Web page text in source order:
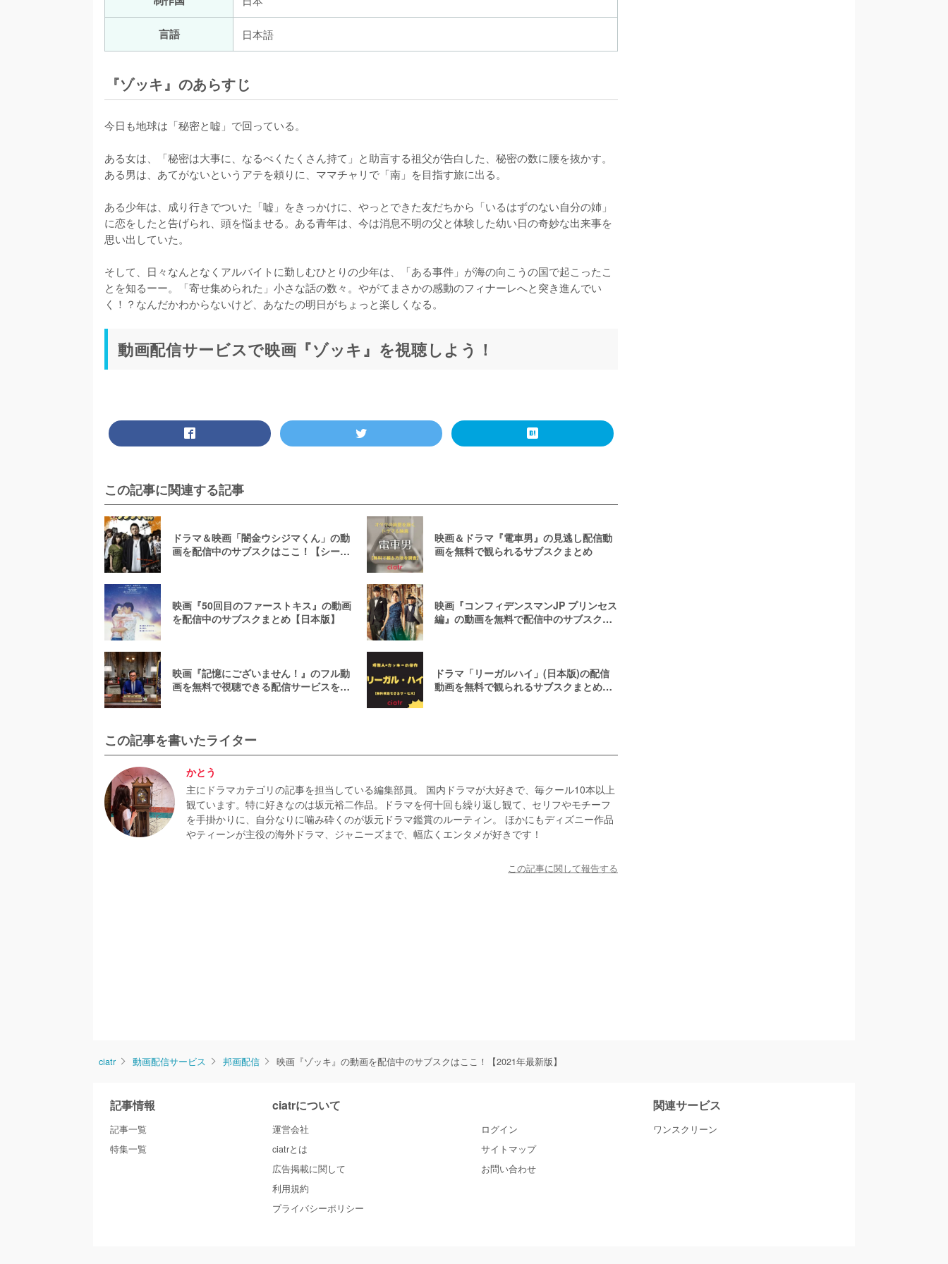
言語 日本語
『ゾッキ』のあらすじ
今日も地球は「秘密と嘘」で回っている。
ある女は、「秘密は大事に、なるべくたくさん持て」と助言する祖父が告白した、秘密の数に腰を抜かす。
ある男は、あてがないというアテを頼りに、ママチャリで「南」を目指す旅に出る。
ある少年は、成り行きでついた「嘘」をきっかけに、やっとできた友だちから「いるはずのない自分の姉」
に恋をしたと告げられ、頭を悩ませる。ある青年は、今は消息不明の父と体験した幼い日の奇妙な出来事を
思い出していた。
そして、日々なんとなくアルバイトに勤しむひとりの少年は、「ある事件」が海の向こうの国で起こったこ
とを知るーー。「寄せ集められた」小さな話の数々。やがてまさかの感動のフィナーレへと突き進んでい
く！？なんだかわからないけど、あなたの明日がちょっと楽しくなる。
動画配信サービスで映画『ゾッキ』を視聴しよう！
この記事に関連する記事
ドラマ＆映画「闇金ウシジマくん」の動
画を配信中のサブスクはここ！【シーズ
映画＆ドラマ『電車男』の見逃し配信動
画を無料で観られるサブスクまとめ
映画『50回目のファーストキス』の動画
を配信中のサブスクまとめ【日本版】
映画『コンフィデンスマンJP プリンセス
編』の動画を無料で配信中のサブスクは
映画『記憶にございません！』のフル動
画を無料で視聴できる配信サービスを紹
ドラマ「リーガルハイ」(日本版)の配信
動画を無料で観られるサブスクまとめ【1
この記事を書いたライター
かとう
主にドラマカテゴリの記事を担当している編集部員。 国内ドラマが大好きで、毎クール10本以上
観ています。特に好きなのは坂元裕二作品。ドラマを何十回も繰り返し観て、セリフやモチーフ
を手掛かりに、自分なりに噛み砕くのが坂元ドラマ鑑賞のルーティン。 ほかにもディズニー作品
やティーンが主役の海外ドラマ、ジャニーズまで、幅広くエンタメが好きです！
この記事に関して報告する
ciatr 動画配信サービス 邦画配信 映画『ゾッキ』の動画を配信中のサブスクはここ！【2021年最新版】
記事情報
記事一覧
特集一覧
ciatrについて
運営会社
ciatrとは
広告掲載に関して
利用規約
プライバシーポリシー
ログイン
サイトマップ
お問い合わせ
関連サービス
ワンスクリーン